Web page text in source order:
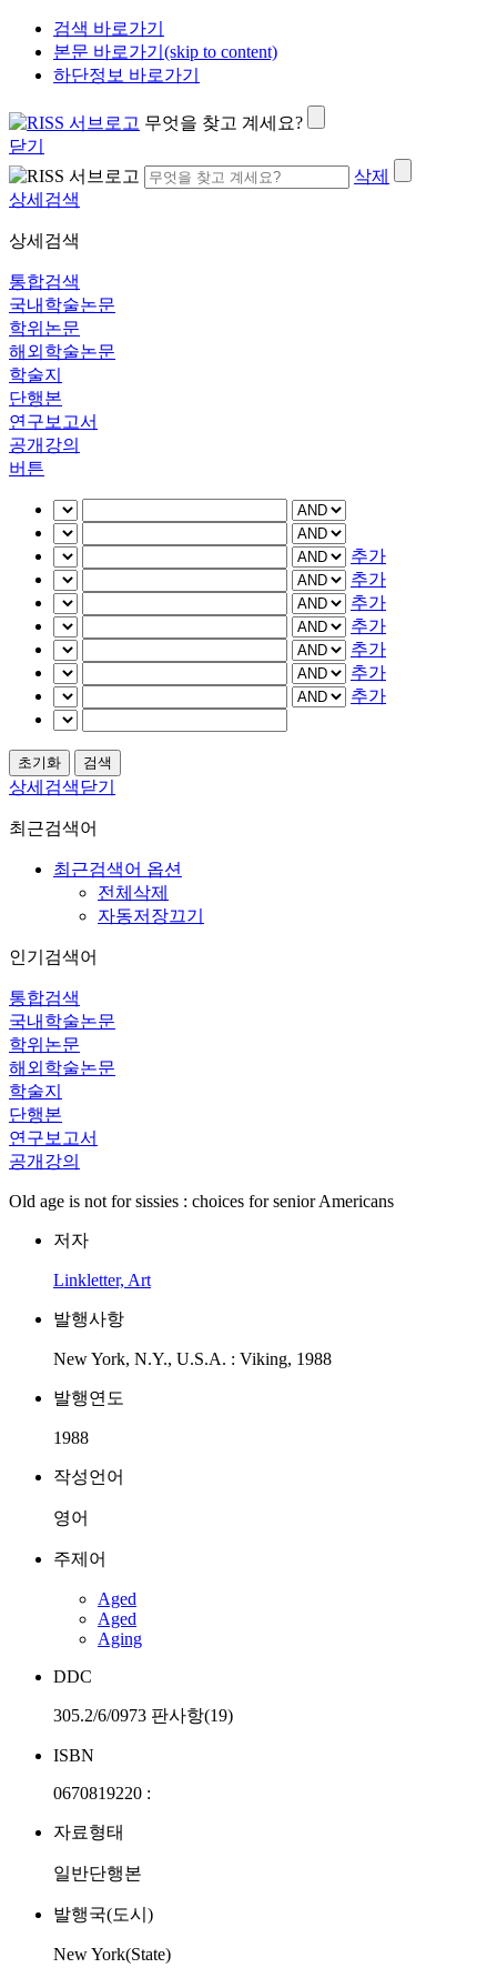
검색 바로가기
본문 바로가기(skip to content)
하단정보 바로가기
무엇을 찾고 계세요?
닫기
삭제
상세검색
상세검색
통합검색
국내학술논문
학위논문
해외학술논문
학술지
단행본
연구보고서
공개강의
버튼
추가
추가
추가
추가
추가
추가
추가
상세검색닫기
최근검색어
최근검색어 옵션
전체삭제
자동저장끄기
인기검색어
통합검색
국내학술논문
학위논문
해외학술논문
학술지
단행본
연구보고서
공개강의
Old age is not for sissies : choices for senior Americans
저자
Linkletter, Art
발행사항
New York, N.Y., U.S.A. : Viking, 1988
발행연도
1988
작성언어
영어
주제어
Aged
Aged
Aging
DDC
305.2/6/0973 판사항(19)
ISBN
0670819220 :
자료형태
일반단행본
발행국(도시)
New York(State)